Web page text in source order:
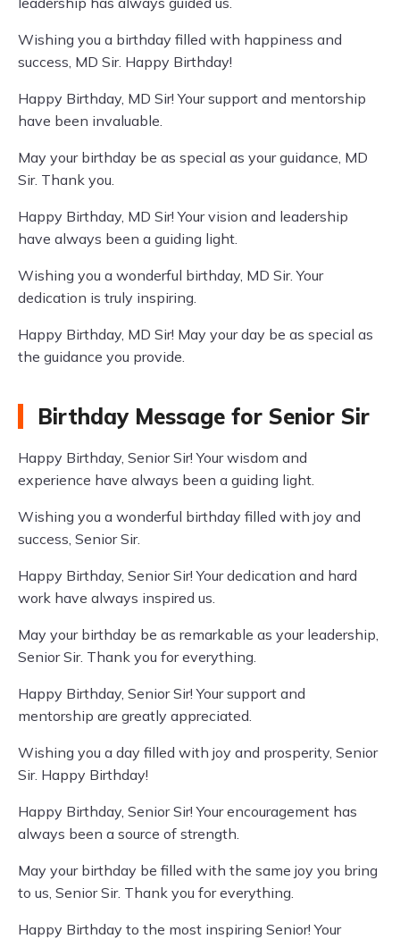
Wishing you a birthday filled with happiness and
success, MD Sir. Happy Birthday!
Happy Birthday, MD Sir! Your support and mentorship
have been invaluable.
May your birthday be as special as your guidance, MD
Sir. Thank you.
Happy Birthday, MD Sir! Your vision and leadership
have always been a guiding light.
Wishing you a wonderful birthday, MD Sir. Your
dedication is truly inspiring.
Happy Birthday, MD Sir! May your day be as special as
the guidance you provide.
Birthday Message for Senior Sir
Happy Birthday, Senior Sir! Your wisdom and
experience have always been a guiding light.
Wishing you a wonderful birthday filled with joy and
success, Senior Sir.
Happy Birthday, Senior Sir! Your dedication and hard
work have always inspired us.
May your birthday be as remarkable as your leadership,
Senior Sir. Thank you for everything.
Happy Birthday, Senior Sir! Your support and
mentorship are greatly appreciated.
Wishing you a day filled with joy and prosperity, Senior
Sir. Happy Birthday!
Happy Birthday, Senior Sir! Your encouragement has
always been a source of strength.
May your birthday be filled with the same joy you bring
to us, Senior Sir. Thank you for everything.
Happy Birthday to the most inspiring Senior! Your